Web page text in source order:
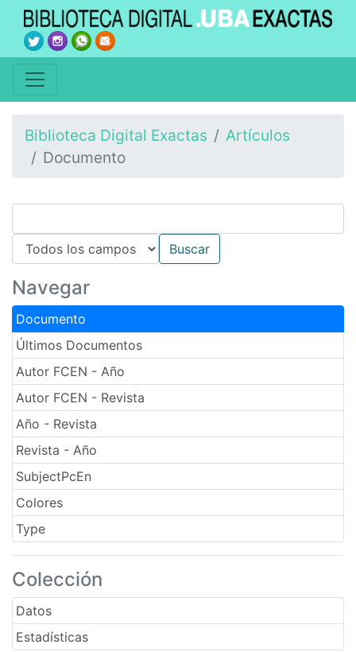
Biblioteca Digital Exactas
Artículos
Documento
Navegar
Documento
Últimos Documentos
Autor FCEN - Año
Autor FCEN - Revista
Año - Revista
Revista - Año
SubjectPcEn
Colores
Type
Colección
Datos
Estadísticas